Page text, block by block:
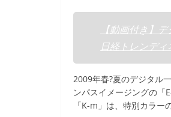
【動画付き】
日経トレンディ
2009年春?夏のデジタル
ンパスイメージングの「
「K-m」は、特別カラー